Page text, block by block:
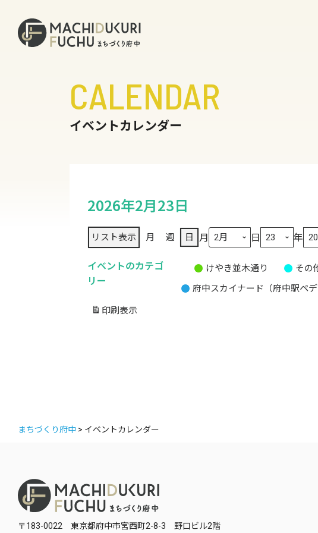
CALENDAR
イベントカレンダー
2026年2月23日
リスト表示 月 週 日 月 日 年
イベントのカテゴ
リー
題
けやき並木通り その
府中スカイナード（府中駅ペデ
印刷 表示
まちづくり府中 > イベントカレンダー
〒183-0022 東京都府中市宮西町2-8-3 野口ビル2階